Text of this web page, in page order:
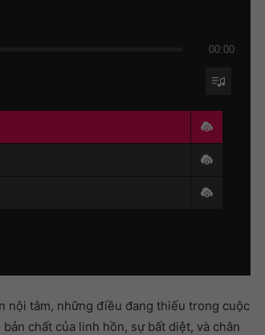
00:00
nội tâm, những điều đang thiếu trong cuộc
chất của linh hồn, sự bất diệt, và chân